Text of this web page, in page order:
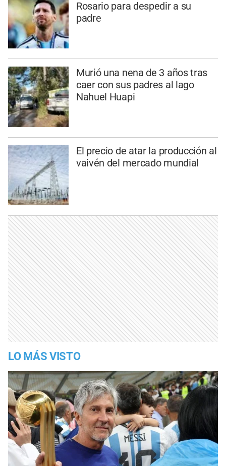
Rosario para despedir a su
padre
Murió una nena de 3 años tras
caer con sus padres al lago
Nahuel Huapi
El precio de atar la producción al
vaivén del mercado mundial
LO MÁS VISTO